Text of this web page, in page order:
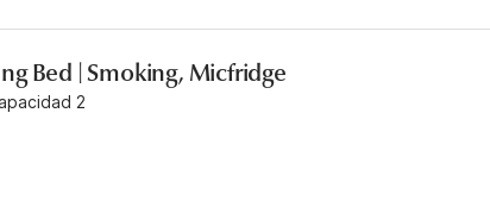
Bed | Smoking, Micfridge
2